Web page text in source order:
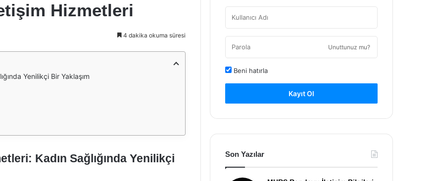
Hizmetleri
4 dakika okuma süresi
Yenilikçi Bir Yaklaşım
Kadın Sağlığında Yenilikçi
Unuttunuz mu?
Beni hatırla
Kayıt Ol
Son Yazılar